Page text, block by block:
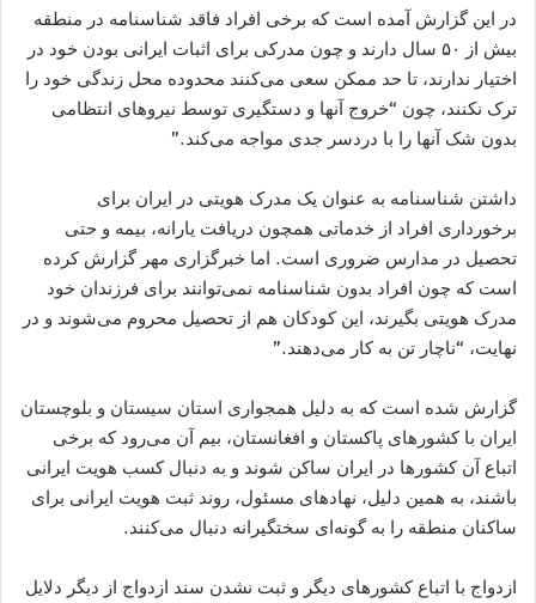
در این گزارش آمده است که برخی افراد فاقد شناسنامه در منطقه
بیش از ۵۰ سال دارند و چون مدرکی برای اثبات ایرانی بودن خود در
اختیار ندارند، تا حد ممکن سعی می‌کنند محدوده محل زندگی خود را
ترک نکنند، چون “خروج آنها و دستگیری توسط نیروهای انتظامی
بدون شک آنها را با دردسر جدی مواجه می‌کند.”
داشتن شناسنامه به عنوان یک مدرک هویتی در ایران برای
برخورداری افراد از خدماتی همچون دریافت یارانه، بیمه و حتی
تحصیل در مدارس ضروری است. اما خبرگزاری مهر گزارش کرده
است که چون افراد بدون شناسنامه نمی‌توانند برای فرزندان خود
مدرک هویتی بگیرند، این کودکان هم از تحصیل محروم می‌شوند و در
نهایت، “ناچار تن به کار می‌دهند.”
گزارش شده است که به دلیل همجواری استان سیستان و بلوچستان
ایران با کشورهای پاکستان و افغانستان، بیم آن می‌رود که برخی
اتباع آن کشورها در ایران ساکن شوند و به دنبال کسب هویت ایرانی
باشند، به همین دلیل، نهادهای مسئول، روند ثبت هویت ایرانی برای
ساکنان منطقه را به گونه‌ای سختگیرانه دنبال می‌کنند.
ازدواج با اتباع کشورهای دیگر و ثبت نشدن سند ازدواج از دیگر دلایل